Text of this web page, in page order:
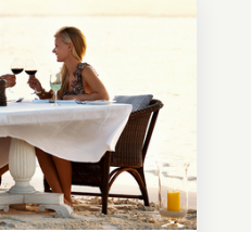
el complejo